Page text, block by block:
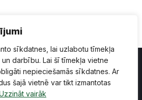
sīkdatnes, lai uzlabotu tīmekļa
darbību. Lai šī tīmekļa vietne
nepieciešamās sīkdatnes. Ar
šajā vietnē var tikt izmantotas
vairāk
Piekļūstamība
Lapas karte